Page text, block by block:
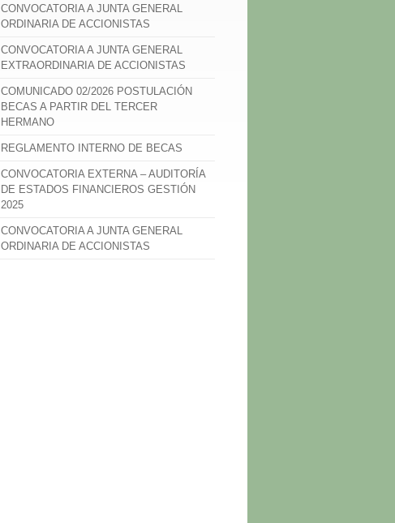
CONVOCATORIA A JUNTA GENERAL
ORDINARIA DE ACCIONISTAS
CONVOCATORIA A JUNTA GENERAL
EXTRAORDINARIA DE ACCIONISTAS
COMUNICADO 02/2026 POSTULACIÓN
BECAS A PARTIR DEL TERCER
HERMANO
REGLAMENTO INTERNO DE BECAS
CONVOCATORIA EXTERNA – AUDITORÍA
DE ESTADOS FINANCIEROS GESTIÓN
2025
CONVOCATORIA A JUNTA GENERAL
ORDINARIA DE ACCIONISTAS